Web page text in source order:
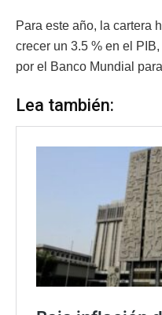
Para este año, la cartera
crecer un 3.5 % en el
por el Banco Mundial
Lea también: